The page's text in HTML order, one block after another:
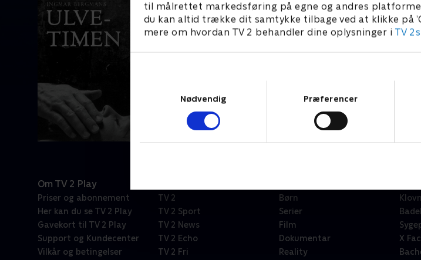
til målrettet markedsføring på egne og andres
du kan altid trække dit samtykke tilbage ved at klikke på
mere om hvordan TV 2 behandler dine oplysninger i TV
Nødvendig
Præferencer
Om TV 2 Play
Priser og abonnement
Her kan du se TV 2 Play
Gavekort til TV 2 Play
Support og Kundecenter
Vilkår og betingelser
TV 2
TV 2 Sport
TV 2 News
TV 2 Echo
TV 2 Fri
Børn
Serier
Film
Dokumentar
Reality
Klovn
X